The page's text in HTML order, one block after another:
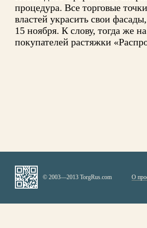
процедура. Все торговые
властей украсить свои
15 ноября. К слову, тогда же
покупателей растяжки
© 2003—2013 TorgRus.com О